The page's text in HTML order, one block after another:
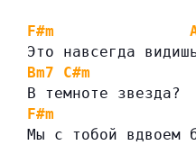
F#m
Это навсегда
Bm7
C#m
В темноте звезда?
F#m
Мы с тобой вдвоем